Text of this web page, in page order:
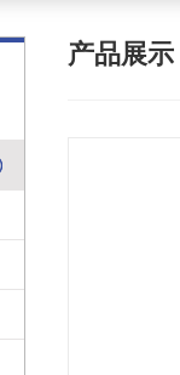
产品展示